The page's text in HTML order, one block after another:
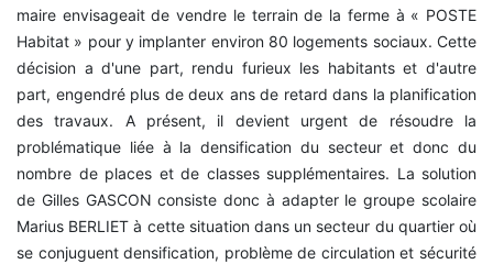
maire envisageait de vendre le terrain de la ferme à « POSTE
Habitat » pour y implanter environ 80 logements sociaux. Cette
décision a d'une part, rendu furieux les habitants et d'autre
part, engendré plus de deux ans de retard dans la planification
des travaux. A présent, il devient urgent de résoudre la
problématique liée à la densification du secteur et donc du
nombre de places et de classes supplémentaires. La solution
de Gilles GASCON consiste donc à adapter le groupe scolaire
Marius BERLIET à cette situation dans un secteur du quartier où
se conjuguent densification, problème de circulation et sécurité